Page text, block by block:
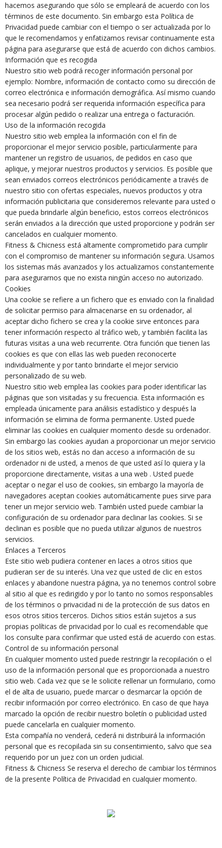
hacemos asegurando que sólo se empleará de acuerdo con los
términos de este documento. Sin embargo esta Política de
Privacidad puede cambiar con el tiempo o ser actualizada por lo
que le recomendamos y enfatizamos revisar continuamente esta
página para asegurarse que está de acuerdo con dichos cambios.
Información que es recogida
Nuestro sitio web podrá recoger información personal por
ejemplo: Nombre, información de contacto como su dirección de
correo electrónica e información demográfica. Así mismo cuando
sea necesario podrá ser requerida información específica para
procesar algún pedido o realizar una entrega o facturación.
Uso de la información recogida
Nuestro sitio web emplea la información con el fin de
proporcionar el mejor servicio posible, particularmente para
mantener un registro de usuarios, de pedidos en caso que
aplique, y mejorar nuestros productos y servicios. Es posible que
sean enviados correos electrónicos periódicamente a través de
nuestro sitio con ofertas especiales, nuevos productos y otra
información publicitaria que consideremos relevante para usted o
que pueda brindarle algún beneficio, estos correos electrónicos
serán enviados a la dirección que usted proporcione y podrán ser
cancelados en cualquier momento.
Fitness & Chicness está altamente comprometido para cumplir
con el compromiso de mantener su información segura. Usamos
los sistemas más avanzados y los actualizamos constantemente
para asegurarnos que no exista ningún acceso no autorizado.
Cookies
Una cookie se refiere a un fichero que es enviado con la finalidad
de solicitar permiso para almacenarse en su ordenador, al
aceptar dicho fichero se crea y la cookie sirve entonces para
tener información respecto al tráfico web, y también facilita las
futuras visitas a una web recurrente. Otra función que tienen las
cookies es que con ellas las web pueden reconocerte
individualmente y por tanto brindarte el mejor servicio
personalizado de su web.
Nuestro sitio web emplea las cookies para poder identificar las
páginas que son visitadas y su frecuencia. Esta información es
empleada únicamente para análisis estadístico y después la
información se elimina de forma permanente. Usted puede
eliminar las cookies en cualquier momento desde su ordenador.
Sin embargo las cookies ayudan a proporcionar un mejor servicio
de los sitios web, estás no dan acceso a información de su
ordenador ni de usted, a menos de que usted así lo quiera y la
proporcione directamente, visitas a una web . Usted puede
aceptar o negar el uso de cookies, sin embargo la mayoría de
navegadores aceptan cookies automáticamente pues sirve para
tener un mejor servicio web. También usted puede cambiar la
configuración de su ordenador para declinar las cookies. Si se
declinan es posible que no pueda utilizar algunos de nuestros
servicios.
Enlaces a Terceros
Este sitio web pudiera contener en laces a otros sitios que
pudieran ser de su interés. Una vez que usted de clic en estos
enlaces y abandone nuestra página, ya no tenemos control sobre
al sitio al que es redirigido y por lo tanto no somos responsables
de los términos o privacidad ni de la protección de sus datos en
esos otros sitios terceros. Dichos sitios están sujetos a sus
propias políticas de privacidad por lo cual es recomendable que
los consulte para confirmar que usted está de acuerdo con estas.
Control de su información personal
En cualquier momento usted puede restringir la recopilación o el
uso de la información personal que es proporcionada a nuestro
sitio web. Cada vez que se le solicite rellenar un formulario, como
el de alta de usuario, puede marcar o desmarcar la opción de
recibir información por correo electrónico. En caso de que haya
marcado la opción de recibir nuestro boletín o publicidad usted
puede cancelarla en cualquier momento.
Esta compañía no venderá, cederá ni distribuirá la información
personal que es recopilada sin su consentimiento, salvo que sea
requerido por un juez con un orden judicial.
Fitness & Chicness Se reserva el derecho de cambiar los términos
de la presente Política de Privacidad en cualquier momento.